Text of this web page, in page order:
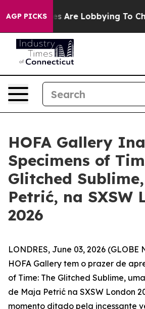
AGP PICKS
Airlines Are Lobbying To
HOFA Gallery
Specimens of
Glitched
Petrić, na SXSW
2026
LONDRES, June 03, 2026 (GLOBE
HOFA Gallery tem o prazer de
of Time: The Glitched Sublime,
de Maja Petrić na SXSW London
momento ditado pela incessante